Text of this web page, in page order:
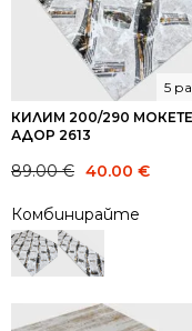
КИЛИМ 200/290
АДОР 2613
5
89.00€
Original
was:
89.00 €.
40.00 €
Current
is:
40.00 €.
Комбинирайте